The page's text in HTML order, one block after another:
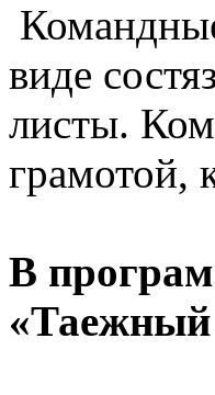
виде
листы.
грамотой,
В
«Таежный